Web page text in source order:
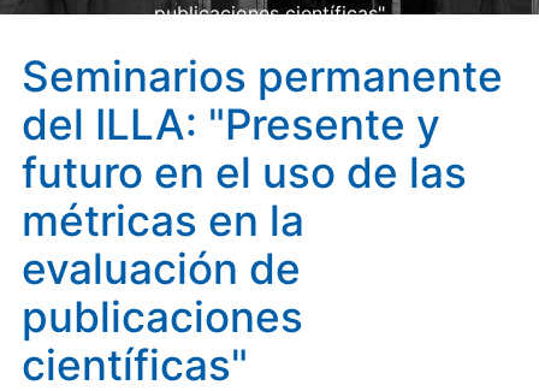
publicaciones científicas"
Seminarios permanente
del ILLA: "Presente y
futuro en el uso de las
métricas en la
evaluación de
publicaciones
científicas"